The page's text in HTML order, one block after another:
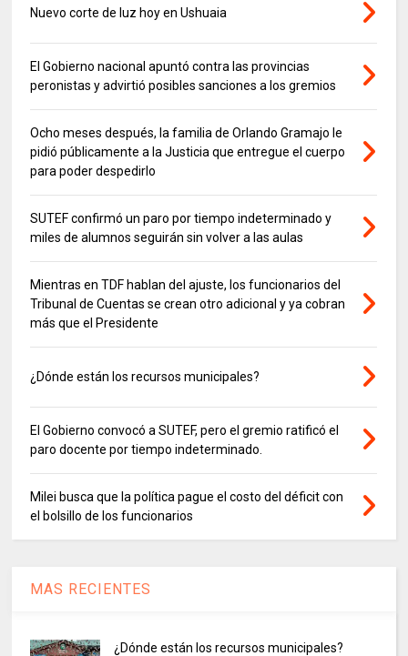
Nuevo corte de luz hoy en Ushuaia
El Gobierno nacional apuntó contra las provincias
peronistas y advirtió posibles sanciones a los gremios
Ocho meses después, la familia de Orlando Gramajo le
pidió públicamente a la Justicia que entregue el cuerpo
para poder despedirlo
SUTEF confirmó un paro por tiempo indeterminado y
miles de alumnos seguirán sin volver a las aulas
Mientras en TDF hablan del ajuste, los funcionarios del
Tribunal de Cuentas se crean otro adicional y ya cobran
más que el Presidente
¿Dónde están los recursos municipales?
El Gobierno convocó a SUTEF, pero el gremio ratificó el
paro docente por tiempo indeterminado.
Milei busca que la política pague el costo del déficit con
el bolsillo de los funcionarios
MAS RECIENTES
¿Dónde están los recursos municipales?